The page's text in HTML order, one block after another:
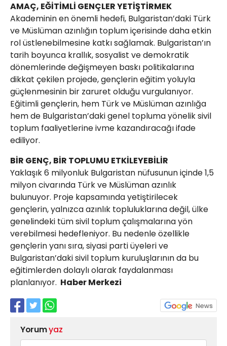
AMAÇ, EĞİTİMLİ GENÇLER YETİŞTİRMEK
Akademinin en önemli hedefi, Bulgaristan’daki Türk
ve Müslüman azınlığın toplum içerisinde daha etkin
rol üstlenebilmesine katkı sağlamak. Bulgaristan’ın
tarih boyunca krallık, sosyalist ve demokratik
dönemlerinde değişmeyen baskı politikalarına
dikkat çekilen projede, gençlerin eğitim yoluyla
güçlenmesinin bir zaruret olduğu vurgulanıyor.
Eğitimli gençlerin, hem Türk ve Müslüman azınlığa
hem de Bulgaristan’daki genel topluma yönelik sivil
toplum faaliyetlerine ivme kazandıracağı ifade
ediliyor.
BİR GENÇ, BİR TOPLUMU ETKİLEYEBİLİR
Yaklaşık 6 milyonluk Bulgaristan nüfusunun içinde 1,5
milyon civarında Türk ve Müslüman azınlık
bulunuyor. Proje kapsamında yetiştirilecek
gençlerin, yalnızca azınlık topluluklarına değil, ülke
genelindeki tüm sivil toplum çalışmalarına yön
verebilmesi hedefleniyor. Bu nedenle özellikle
gençlerin yanı sıra, siyasi parti üyeleri ve
Bulgaristan’daki sivil toplum kuruluşlarının da bu
eğitimlerden dolaylı olarak faydalanması
planlanıyor. Haber Merkezi
Yorumyaz